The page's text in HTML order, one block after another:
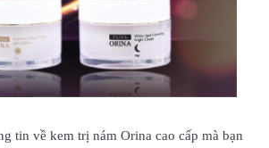
tin về kem trị nám Orina cao cấp mà bạn